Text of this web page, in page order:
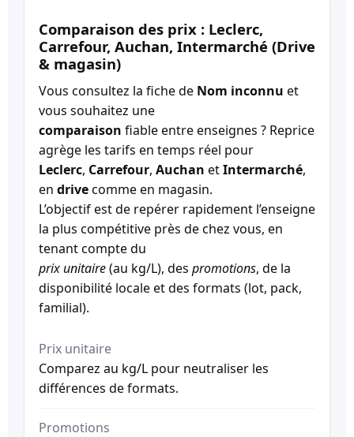
Comparaison des prix : Leclerc,
Carrefour, Auchan, Intermarché (Drive
& magasin)
Vous consultez la fiche de Nom inconnu et
vous souhaitez une
comparaison fiable entre enseignes ? Reprice
agrège les tarifs en temps réel pour
Leclerc, Carrefour, Auchan etIntermarché,
en drivecomme en magasin.
L’objectif est de repérer rapidement l’enseigne
la plus compétitive près de chez vous, en
tenant compte du
prix unitaire(au kg/L), des promotions, de la
disponibilité locale et des formats (lot, pack,
familial).
Prix unitaire
Comparez au kg/L pour neutraliser les
différences de formats.
Promotions